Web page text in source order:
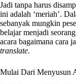
Jadi tanpa harus
ini adalah ‘meriah’.
sebanyak mungkin
belajar menjadi
acara bagaimana cara
translate.
Mulai Dari Menyusun